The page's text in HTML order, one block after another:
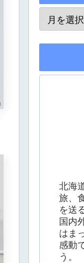
北海
旅、
を送
国内
はま
感動
う。